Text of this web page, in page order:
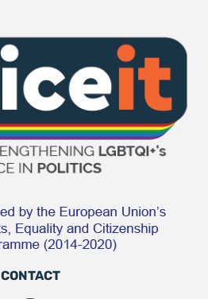
CONTACT